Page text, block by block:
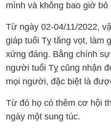
mình và không bao giờ bỏ
Từ ngày 02-04/11/2022,
giáp tuổi Tỵ tăng vọt, làm
xứng đáng. Bằng chính
người tuổi Tỵ cũng nhận
mọi người, đặc biệt là
Từ đó họ có thêm cơ hội
ngày một sung túc.